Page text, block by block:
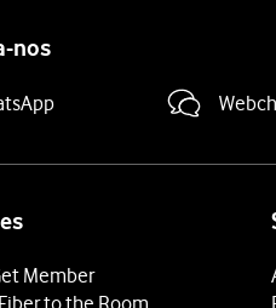
terminar e voltar ao ecrã inicial.
nos
Member
to the Room